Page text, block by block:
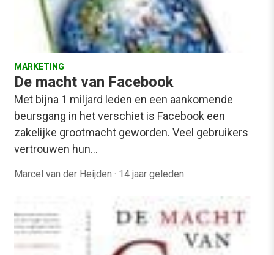
MARKETING
De macht van Facebook
Met bijna 1 miljard leden en een aankomende
beursgang in het verschiet is Facebook een
zakelijke grootmacht geworden. Veel gebruikers
vertrouwen hun…
Marcel van der Heijden · 14 jaar geleden